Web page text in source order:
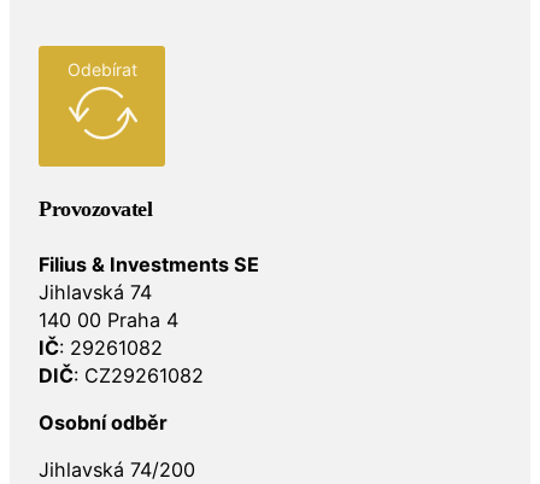
Odebírat
Provozovatel
Filius & Investments SE
Jihlavská 74
140 00 Praha 4
IČ: 29261082
DIČ: CZ29261082
Osobní odběr
Jihlavská 74/200